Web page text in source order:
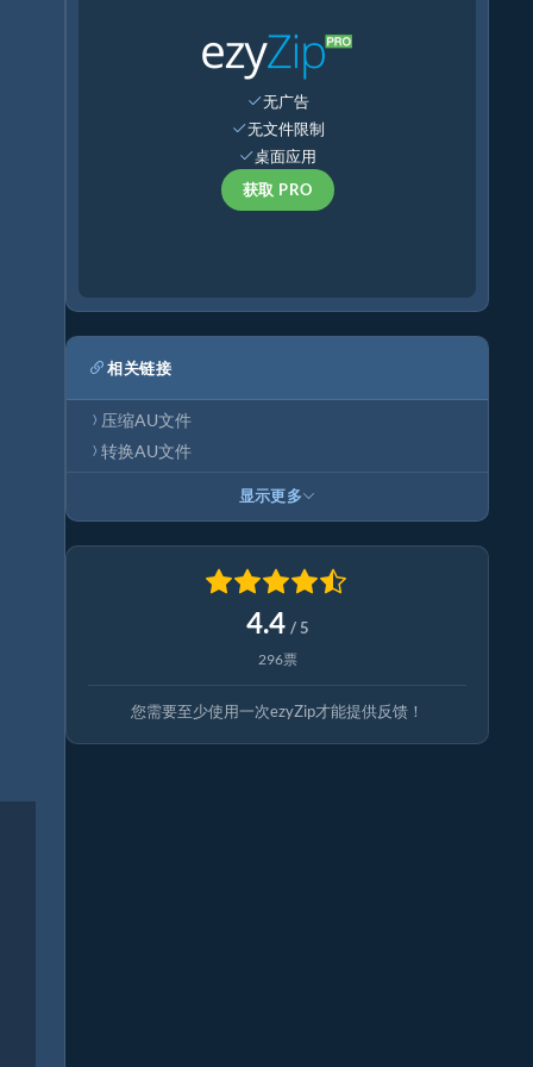
无广告
无文件限制
桌面应用
获取 PRO
相关链接
压缩AU文件
转换AU文件
显示更多
4.4 / 5
296票
您需要至少使用一次ezyZip才能提供反馈！